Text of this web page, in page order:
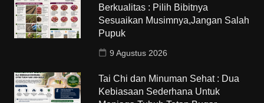
Berkualitas : Pilih Bibitnya
Sesuaikan Musimnya,Jangan Salah
Pupuk
9 Agustus 2026
Tai Chi dan Minuman Sehat : Dua
Kebiasaan Sederhana Untuk